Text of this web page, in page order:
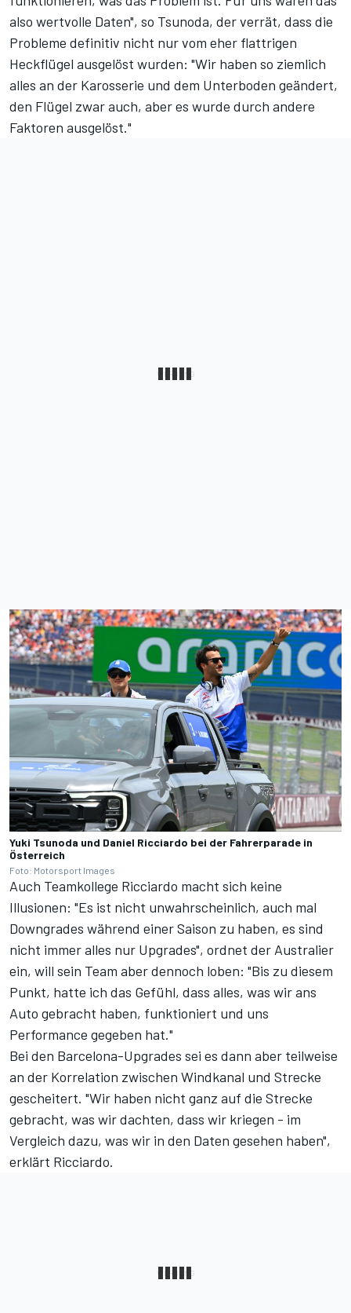
also wertvolle Daten", so Tsunoda, der verrät, dass die
Probleme definitiv nicht nur vom eher flattrigen
Heckflügel ausgelöst wurden: "Wir haben so ziemlich
alles an der Karosserie und dem Unterboden geändert,
den Flügel zwar auch, aber es wurde durch andere
Faktoren ausgelöst."
Yuki Tsunoda und Daniel Ricciardo bei der Fahrerparade in
Österreich
Foto: Motorsport Images
Auch Teamkollege Ricciardo macht sich keine
Illusionen: "Es ist nicht unwahrscheinlich, auch mal
Downgrades während einer Saison zu haben, es sind
nicht immer alles nur Upgrades", ordnet der Australier
ein, will sein Team aber dennoch loben: "Bis zu diesem
Punkt, hatte ich das Gefühl, dass alles, was wir ans
Auto gebracht haben, funktioniert und uns
Performance gegeben hat."
Bei den Barcelona-Upgrades sei es dann aber teilweise
an der Korrelation zwischen Windkanal und Strecke
gescheitert. "Wir haben nicht ganz auf die Strecke
gebracht, was wir dachten, dass wir kriegen - im
Vergleich dazu, was wir in den Daten gesehen haben",
erklärt Ricciardo.